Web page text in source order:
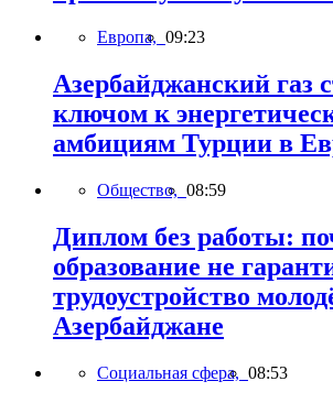
Европа, 09:23
Азербайджанский газ
ключом к
амбициям Турции в
Общество, 08:59
Диплом без работы:
образование не
трудоустройство
Азербайджане
Социальная сфера, 08:53